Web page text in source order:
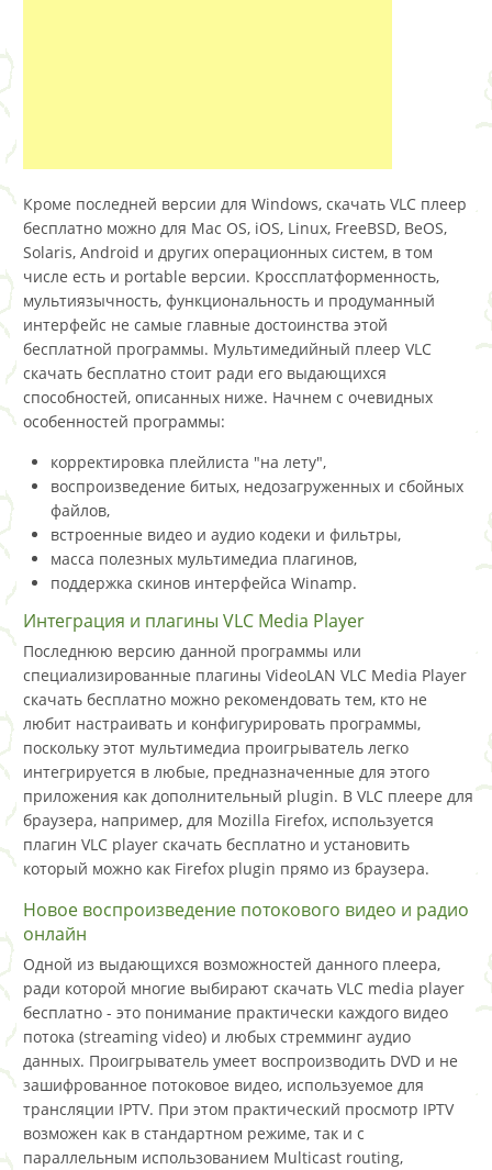
Кроме последней версии для Windows, скачать VLC плеер
бесплатно можно для Mac OS, iOS, Linux, FreeBSD, BeOS,
Solaris, Android и других операционных систем, в том
числе есть и portable версии. Кроссплатформенность,
мультиязычность, функциональность и продуманный
интерфейс не самые главные достоинства этой
бесплатной программы. Мультимедийный плеер VLC
скачать бесплатно стоит ради его выдающихся
способностей, описанных ниже. Начнем с очевидных
особенностей программы:
корректировка плейлиста "на лету",
воспроизведение битых, недозагруженных и сбойных
файлов,
встроенные видео и аудио кодеки и фильтры,
масса полезных мультимедиа плагинов,
поддержка скинов интерфейса Winamp.
Интеграция и плагины VLC Media Player
Последнюю версию данной программы или
специализированные плагины VideoLAN VLC Media Player
скачать бесплатно можно рекомендовать тем, кто не
любит настраивать и конфигурировать программы,
поскольку этот мультимедиа проигрыватель легко
интегрируется в любые, предназначенные для этого
приложения как дополнительный plugin. В VLC плеере для
браузера, например, для Mozilla Firefox, используется
плагин VLC player скачать бесплатно и установить
который можно как Firefox plugin прямо из браузера.
Новое воспроизведение потокового видео и радио
онлайн
Одной из выдающихся возможностей данного плеера,
ради которой многие выбирают скачать VLC media player
бесплатно - это понимание практически каждого видео
потока (streaming video) и любых стремминг аудио
данных. Проигрыватель умеет воспроизводить DVD и не
зашифрованное потоковое видео, используемое для
трансляции IPTV. При этом практический просмотр IPTV
возможен как в стандартном режиме, так и с
параллельным использованием Multicast routing,